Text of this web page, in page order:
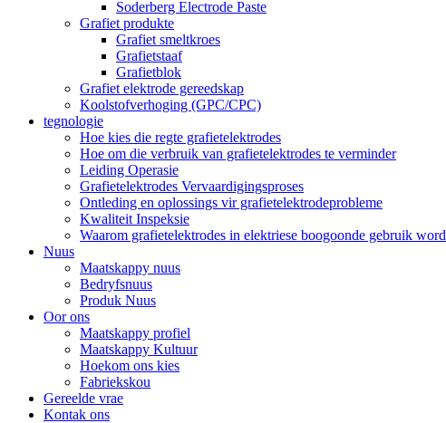
Soderberg Electrode Paste
Grafiet produkte
Grafiet smeltkroes
Grafietstaaf
Grafietblok
Grafiet elektrode gereedskap
Koolstofverhoging (GPC/CPC)
tegnologie
Hoe kies die regte grafietelektrodes
Hoe om die verbruik van grafietelektrodes te verminder
Leiding Operasie
Grafietelektrodes Vervaardigingsproses
Ontleding en oplossings vir grafietelektrodeprobleme
Kwaliteit Inspeksie
Waarom grafietelektrodes in elektriese boogoonde gebruik word
Nuus
Maatskappy nuus
Bedryfsnuus
Produk Nuus
Oor ons
Maatskappy profiel
Maatskappy Kultuur
Hoekom ons kies
Fabriekskou
Gereelde vrae
Kontak ons